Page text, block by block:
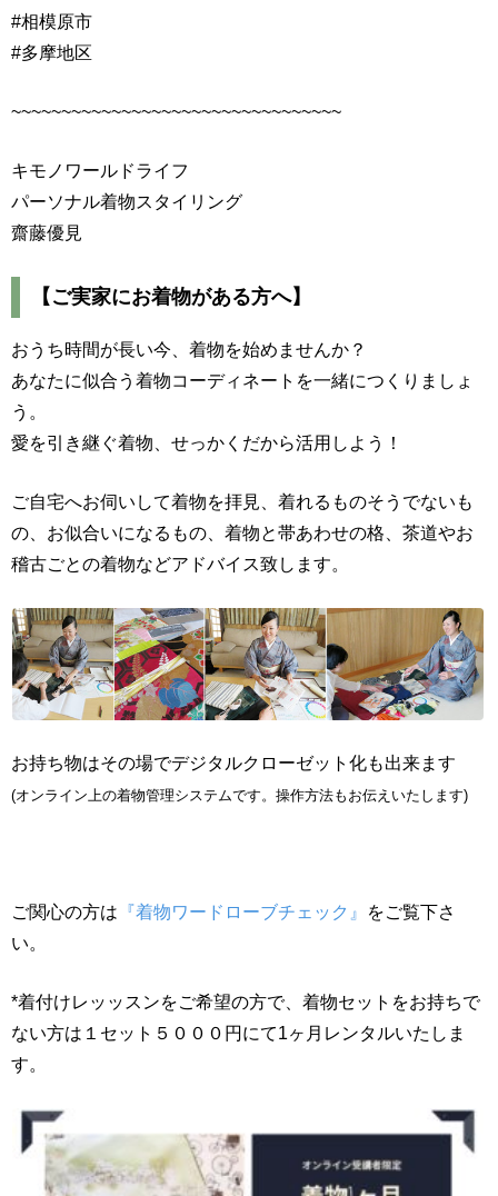
#相模原市
#多摩地区
~~~~~~~~~~~~~~~~~~~~~~~~~~~~~~~~~
キモノワールドライフ
パーソナル着物スタイリング
齋藤優見
【ご実家にお着物がある方へ】
おうち時間が長い今、着物を始めませんか？
あなたに似合う着物コーディネートを一緒につくりましょ
う。
愛を引き継ぐ着物、せっかくだから活用しよう！
ご自宅へお伺いして着物を拝見、着れるものそうでないも
の、お似合いになるもの、着物と帯あわせの格、茶道やお
稽古ごとの着物などアドバイス致します。
お持ち物はその場でデジタルクローゼット化も出来ます
(オンライン上の着物管理システムです。操作方法もお伝えいたします)
ご関心の方は 『着物ワードローブチェック』
をご覧下さ
い。
*着付けレッッスンをご希望の方で、着物セットをお持ちで
ない方は１セット５０００円にて1ヶ月レンタルいたしま
す。